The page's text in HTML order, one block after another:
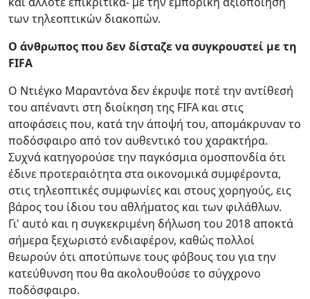
των τηλεοπτικών διακοπών.
Ο άνθρωπος που δεν δίσταζε να συγκρουστεί με τη
FIFA
Ο Ντιέγκο Μαραντόνα δεν έκρυψε ποτέ την αντίθεσή
του απέναντι στη διοίκηση της FIFA και στις
αποφάσεις που, κατά την άποψή του, απομάκρυναν το
ποδόσφαιρο από τον αυθεντικό του χαρακτήρα.
Συχνά κατηγορούσε την παγκόσμια ομοσπονδία ότι
έδινε προτεραιότητα στα οικονομικά συμφέροντα,
στις τηλεοπτικές συμφωνίες και στους χορηγούς, εις
βάρος του ίδιου του αθλήματος και των φιλάθλων.
Γι' αυτό και η συγκεκριμένη δήλωση του 2018 αποκτά
σήμερα ξεχωριστό ενδιαφέρον, καθώς πολλοί
θεωρούν ότι αποτύπωνε τους φόβους του για την
κατεύθυνση που θα ακολουθούσε το σύγχρονο
ποδόσφαιρο.